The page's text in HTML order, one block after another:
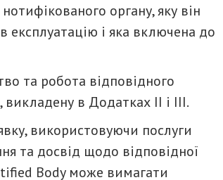
органу, яку він
експлуатацію і яка включена до
та робота відповідного
викладену в Додатках II і III.
використовуючи послуги
та досвід щодо відповідної
Body може вимагати